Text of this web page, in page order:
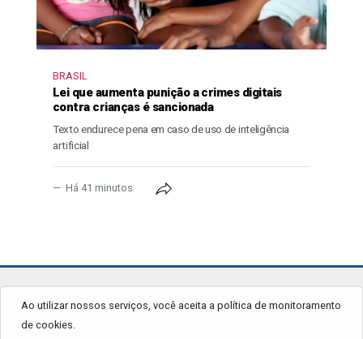
BRASIL
Lei que aumenta punição a crimes digitais
contra crianças é sancionada
Texto endurece pena em caso de uso de inteligência
artificial
Há 41 minutos
Ao utilizar nossos serviços, você aceita a política de monitoramento
de cookies.
jornalgrandourados.com.br